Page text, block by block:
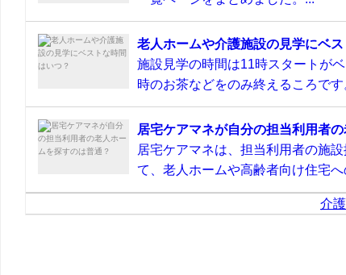
老人ホームや介護施設の見学にベ
施設見学の時間は11時スタートが
時のお茶などをのみ終えるころで
居宅ケアマネが自分の担当利用者
居宅ケアマネは、担当利用者の施
て、老人ホームや高齢者向け住宅
介